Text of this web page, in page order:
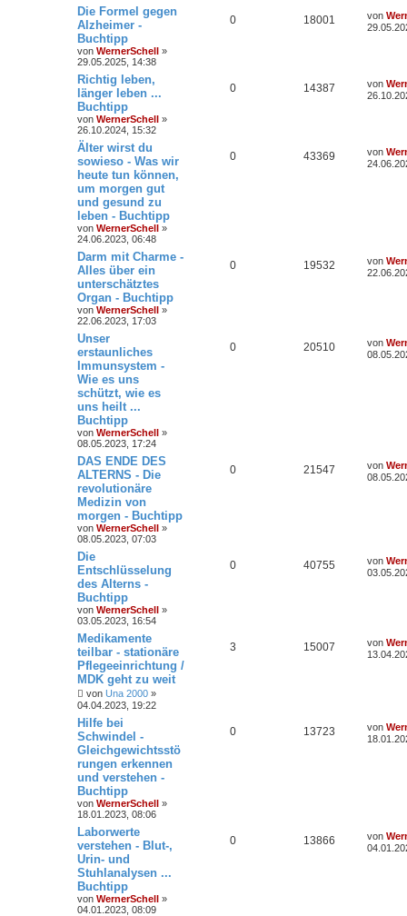
Die Formel gegen
Alzheimer -
Buchtipp
von WernerSchell »
29.05.2025, 14:38
0 18001 von
Richtig leben,
länger leben ...
Buchtipp
von WernerSchell »
26.10.2024, 15:32
0 14387 von
Älter wirst du
sowieso - Was wir
heute tun können,
um morgen gut
und gesund zu
leben - Buchtipp
von WernerSchell »
24.06.2023, 06:48
0 43369 von
Darm mit Charme -
Alles über ein
unterschätztes
Organ - Buchtipp
von WernerSchell »
22.06.2023, 17:03
0 19532 von
Unser
erstaunliches
Immunsystem -
Wie es uns
schützt, wie es
uns heilt ...
Buchtipp
von WernerSchell »
08.05.2023, 17:24
0 20510 von
DAS ENDE DES
ALTERNS - Die
revolutionäre
Medizin von
morgen - Buchtipp
von WernerSchell »
08.05.2023, 07:03
0 21547 von
Die
Entschlüsselung
des Alterns -
Buchtipp
von WernerSchell »
03.05.2023, 16:54
0 40755 von
Medikamente
teilbar - stationäre
Pflegeeinrichtung /
MDK geht zu weit
von Una 2000 »
04.04.2023, 19:22
3 15007 von
Hilfe bei
Schwindel -
Gleichgewichtsstö
rungen erkennen
und verstehen -
Buchtipp
von WernerSchell »
18.01.2023, 08:06
0 13723 von
Laborwerte
verstehen - Blut-,
Urin- und
Stuhlanalysen ...
Buchtipp
von WernerSchell »
04.01.2023, 08:09
0 13866 von